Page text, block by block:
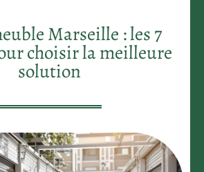
Marseille : les 7
choisir la meilleure
solution